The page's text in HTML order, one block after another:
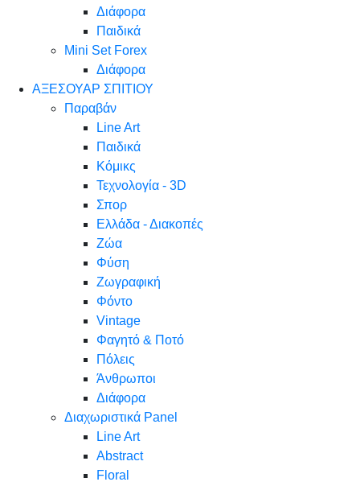
Διάφορα
Παιδικά
Mini Set Forex
Διάφορα
ΑΞΕΣΟΥΑΡ ΣΠΙΤΙΟΥ
Παραβάν
Line Art
Παιδικά
Κόμικς
Τεχνολογία - 3D
Σπορ
Ελλάδα - Διακοπές
Ζώα
Φύση
Ζωγραφική
Φόντο
Vintage
Φαγητό & Ποτό
Πόλεις
Άνθρωποι
Διάφορα
Διαχωριστικά Panel
Line Art
Abstract
Floral